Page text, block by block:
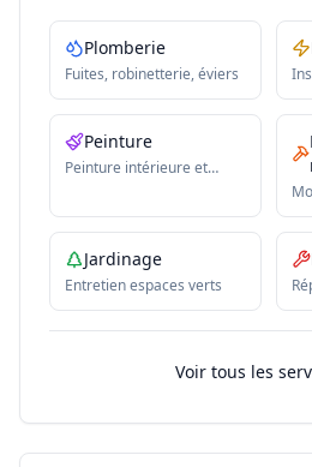
Plomberie
Fuites, robinetterie, éviers
Peinture
Peinture intérieure et
Jardinage
Entretien espaces verts
Voir tous les